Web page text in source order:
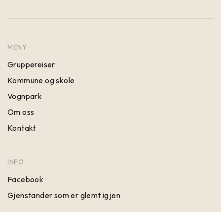
MENY
Gruppereiser
Kommune og skole
Vognpark
Om oss
Kontakt
INFO
Facebook
Gjenstander som er glemt igjen